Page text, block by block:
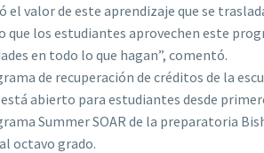
el valor de este aprendizaje que se
que los estudiantes aprovechen este
en todo lo que hagan”, comentó.
de recuperación de créditos de la
abierto para estudiantes desde
Summer SOAR de la preparatoria
octavo grado.